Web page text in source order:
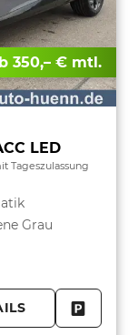
350,– € mtl.
LED
Tageszulassung
Grau